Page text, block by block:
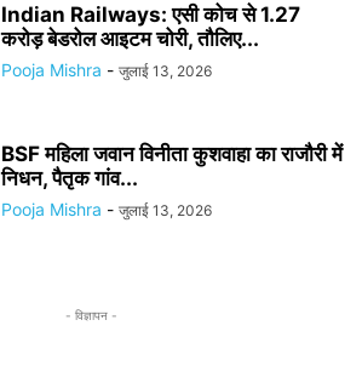
Indian Railways: एसी कोच से 1.27
करोड़ बेडरोल आइटम चोरी, तौलिए...
Pooja Mishra - जुलाई 13, 2026
BSF महिला जवान विनीता कुशवाहा का राजौरी में
निधन, पैतृक गांव...
Pooja Mishra - जुलाई 13, 2026
- विज्ञापन -